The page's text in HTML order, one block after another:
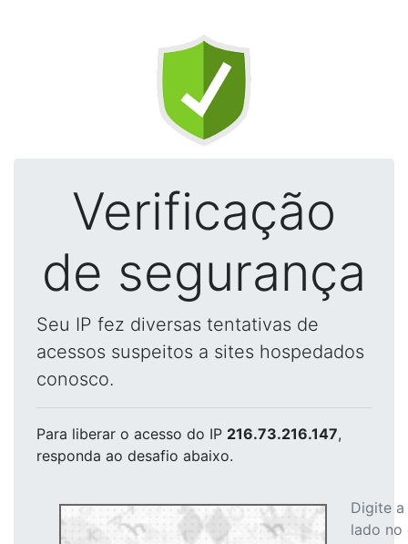
Verificação
de segurança
Seu IP fez diversas tentativas de
acessos suspeitos a sites hospedados
conosco.
Para liberar o acesso do IP 216.73.216.147,
responda ao desafio abaixo.
Digite
lado no